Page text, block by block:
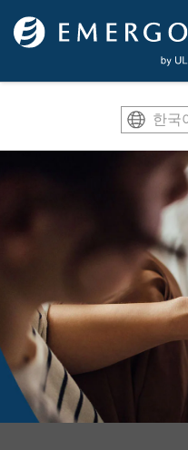
Skip to main content
한국